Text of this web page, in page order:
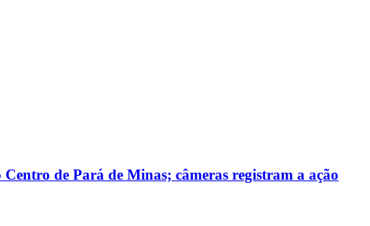
de Pará de Minas; câmeras registram a ação